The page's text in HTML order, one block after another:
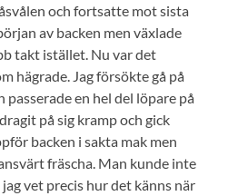
och fortsatte mot sista
av backen men växlade
takt istället. Nu var det
hägrade. Jag försökte gå på
passerade en hel del löpare på
på sig kramp och gick
backen i sakta mak men
fräscha. Man kunde inte
vet precis hur det känns när